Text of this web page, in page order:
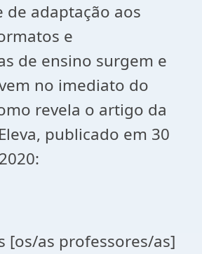
de adaptação aos
e
de ensino surgem e
no imediato do
revela o artigo da
publicado em 30
[os/as professores/as]